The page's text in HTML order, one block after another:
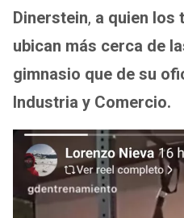
Dinerstein, a quien los
ubican más cerca de
gimnasio que de su
Industria y Comercio.